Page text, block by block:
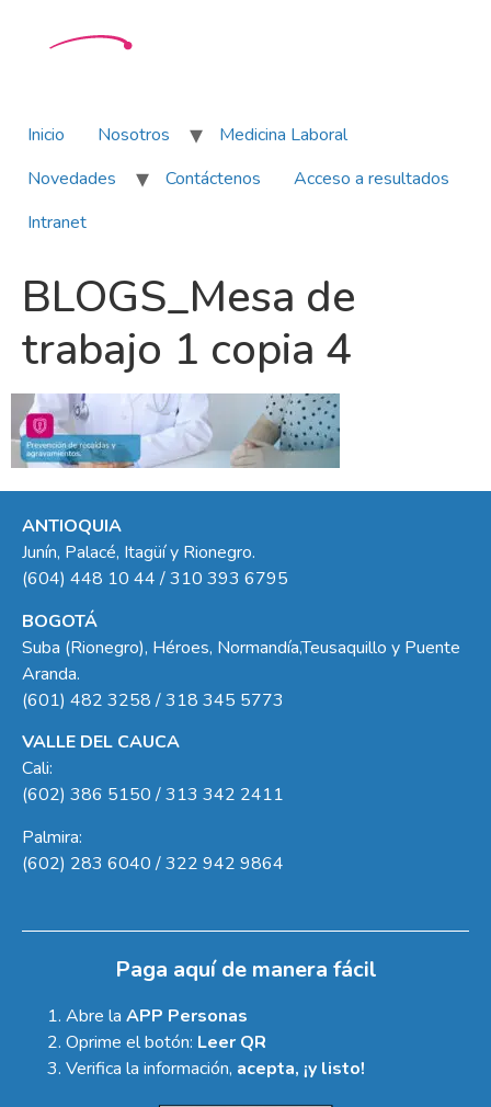
Inicio Nosotros
Medicina Laboral
Novedades
Contáctenos
Acceso a resultados
Intranet
BLOGS_Mesa de
trabajo 1 copia 4
ANTIOQUIA
Junín, Palacé, Itagüí y Rionegro.
(604) 448 10 44 / 310 393 6795
BOGOTÁ
Suba (Rionegro), Héroes, Normandía,Teusaquillo y Puente
Aranda.
(601) 482 3258 / 318 345 5773
VALLE DEL CAUCA
Cali:
(602) 386 5150 / 313 342 2411
Palmira:
(602) 283 6040 / 322 942 9864
Paga aquí de manera fácil
Abre la APP Personas
Oprime el botón: Leer QR
Verifica la información, acepta, ¡y listo!